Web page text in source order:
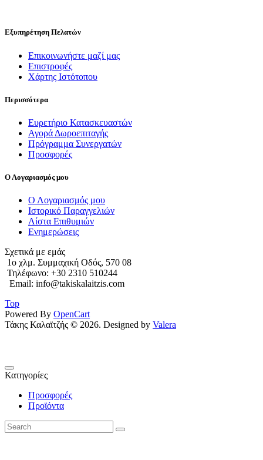
Εξυπηρέτηση Πελατών
Επικοινωνήστε μαζί μας
Επιστροφές
Χάρτης Ιστότοπου
Περισσότερα
Ευρετήριο Κατασκευαστών
Αγορά Δωροεπιταγής
Πρόγραμμα Συνεργατών
Προσφορές
Ο Λογαριασμός μου
Ο Λογαριασμός μου
Ιστορικό Παραγγελιών
Λίστα Επιθυμιών
Ενημερώσεις
Σχετικά με εμάς
1o χλμ. Συμμαχική Οδός, 570 08
Τηλέφωνο: +30 2310 510244
Email: info@takiskalaitzis.com
Top
Powered By OpenCart
Τάκης Καλαϊτζής © 2026. Designed by Valera
Κατηγορίες
Προσφορές
Προϊόντα